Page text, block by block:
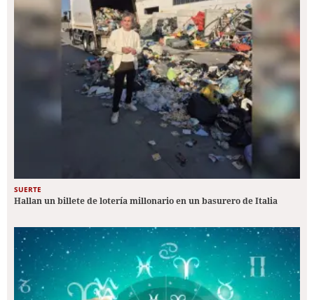
SUERTE
Hallan un billete de lotería millonario en un basurero de Italia